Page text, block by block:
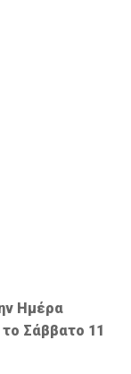
Ημέρα
Σάββατο 11